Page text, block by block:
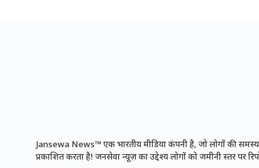
Jansewa News™ एक भारतीय मीडिया कंपनी है, जो लोगों की
प्रकाशित करता है! जनसेवा न्यूज़ का उद्देश्य लोगों को जमीनी स्तर पर